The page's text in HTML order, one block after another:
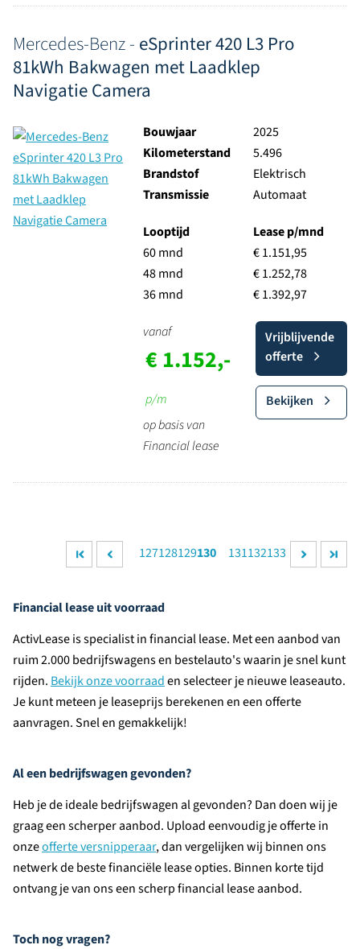
Mercedes-Benz - eSprinter 420 L3 Pro
81kWh Bakwagen met Laadklep
Navigatie Camera
Bouwjaar
2025
Kilometerstand
5.496
Brandstof
Elektrisch
Transmissie
Automaat
Looptijd
60 mnd
48 mnd
36 mnd
Lease p/mnd
€ 1.151,95
€ 1.252,78
€ 1.392,97
vanaf
€ 1.152,-
p/m
op basis van
Financial lease
Vrijblijvende
offerte
Bekijken
127128129130 131132133
Financial lease uit voorraad
ActivLease is specialist in financial lease. Met een aanbod van
ruim 2.000 bedrijfswagens en bestelauto's waarin je snel kunt
rijden. Bekijk onze voorraaden selecteer je nieuwe leaseauto.
Je kunt meteen je leaseprijs berekenen en een offerte
aanvragen. Snel en gemakkelijk!
Al een bedrijfswagen gevonden?
Heb je de ideale bedrijfswagen al gevonden? Dan doen wij je
graag een scherper aanbod. Upload eenvoudig je offerte in
onzeofferte versnipperaar, dan vergelijken wij binnen ons
netwerk de beste financiële lease opties. Binnen korte tijd
ontvang je van ons een scherp financial lease aanbod.
Toch nog vragen?